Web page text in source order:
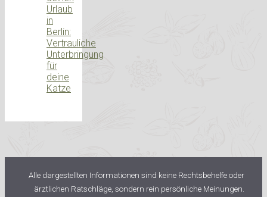
Urlaub
in
Berlin:
Vertrauliche
Unterbringung
für
deine
Katze
Alle dargestellten Informationen sind keine Rechtsbehelfe oder
ärztlichen Ratschläge, sondern rein persönliche Meinungen.